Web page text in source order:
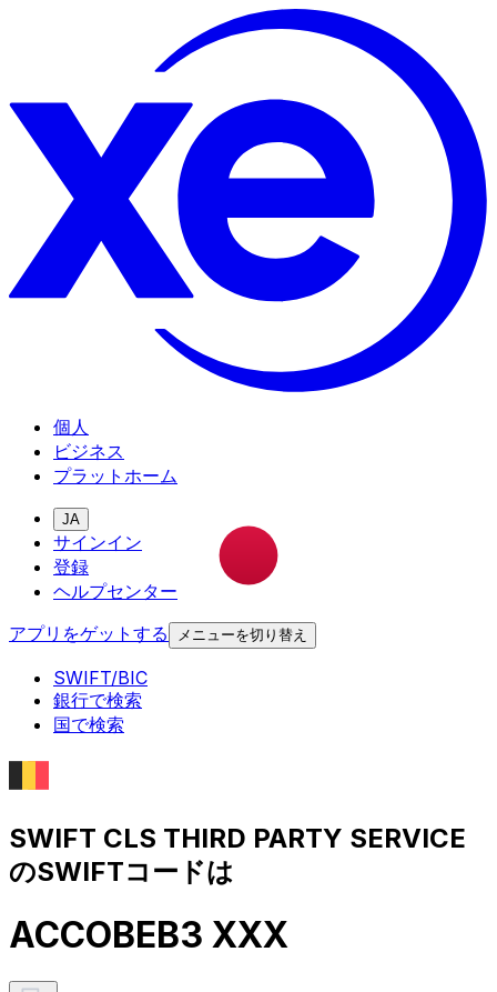
個人
ビジネス
プラットホーム
JA
サインイン
登録
ヘルプセンター
アプリをゲットする
メニューを切り替え
SWIFT/BIC
銀行で検索
国で検索
SWIFT CLS THIRD PARTY SERVICE
のSWIFTコードは
ACCOBEB3 XXX